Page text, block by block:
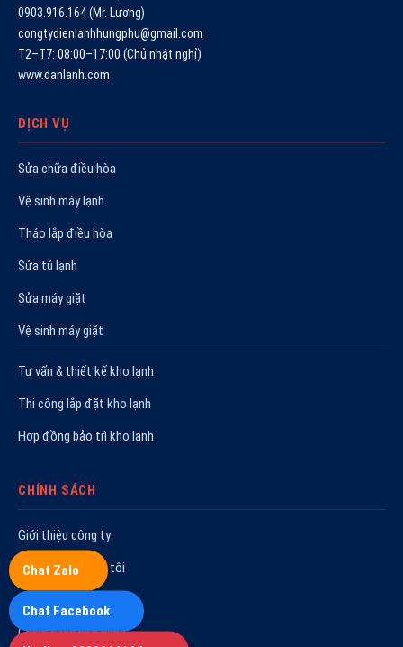
0903.916.164 (Mr. Lương)
congtydienlanhhungphu@gmail.com
T2–T7: 08:00–17:00 (Chủ nhật nghỉ)
www.danlanh.com
DỊCH VỤ
Sửa chữa điều hòa
Vệ sinh máy lạnh
Tháo lắp điều hòa
Sửa tủ lạnh
Sửa máy giặt
Vệ sinh máy giặt
Tư vấn & thiết kế kho lạnh
Thi công lắp đặt kho lạnh
Hợp đồng bảo trì kho lạnh
CHÍNH SÁCH
Giới thiệu công ty
Liên hệ với chúng tôi
Chính sách bảo hành
Chat Zalo
Chat Facebook